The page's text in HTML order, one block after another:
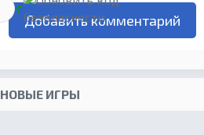
НОВЫЕ ИГРЫ